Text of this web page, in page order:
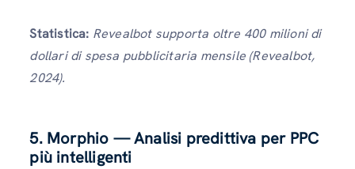
Statistica: Revealbot supporta oltre 400 milioni di
dollari di spesa pubblicitaria mensile (Revealbot,
2024).
5. Morphio — Analisi predittiva per PPC
più intelligenti